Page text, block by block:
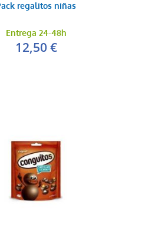
Baraja naipes
0,35 €
AÑADIR AL CARRITO
regalitos niñas
Entrega 24-48h
12,50 €